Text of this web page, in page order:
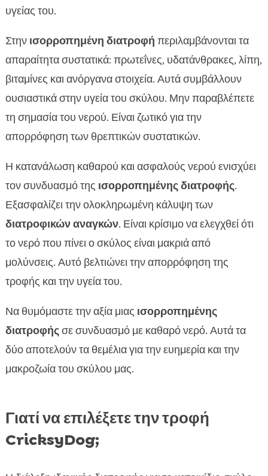
υγείας του.
Στην ισορροπημένη διατροφή περιλαμβάνονται τα
απαραίτητα συστατικά: πρωτεΐνες, υδατάνθρακες, λίπη,
βιταμίνες και ανόργανα στοιχεία. Αυτά συμβάλλουν
ουσιαστικά στην υγεία του σκύλου. Μην παραβλέπετε
τη σημασία του νερού. Είναι ζωτικό για την
απορρόφηση των θρεπτικών συστατικών.
Η κατανάλωση καθαρού και ασφαλούς νερού ενισχύει
τον συνδυασμό της ισορροπημένης διατροφής.
Εξασφαλίζει την ολοκληρωμένη κάλυψη των
διατροφικών αναγκών. Είναι κρίσιμο να ελεγχθεί ότι
το νερό που πίνει ο σκύλος είναι μακριά από
μολύνσεις. Αυτό βελτιώνει την απορρόφηση της
τροφής και την υγεία του.
Να θυμόμαστε την αξία μιας ισορροπημένης
διατροφήςσε συνδυασμό με καθαρό νερό. Αυτά τα
δύο αποτελούν τα θεμέλια για την ευημερία και την
μακροζωία του σκύλου μας.
Γιατί να επιλέξετε την τροφή
CricksyDog;